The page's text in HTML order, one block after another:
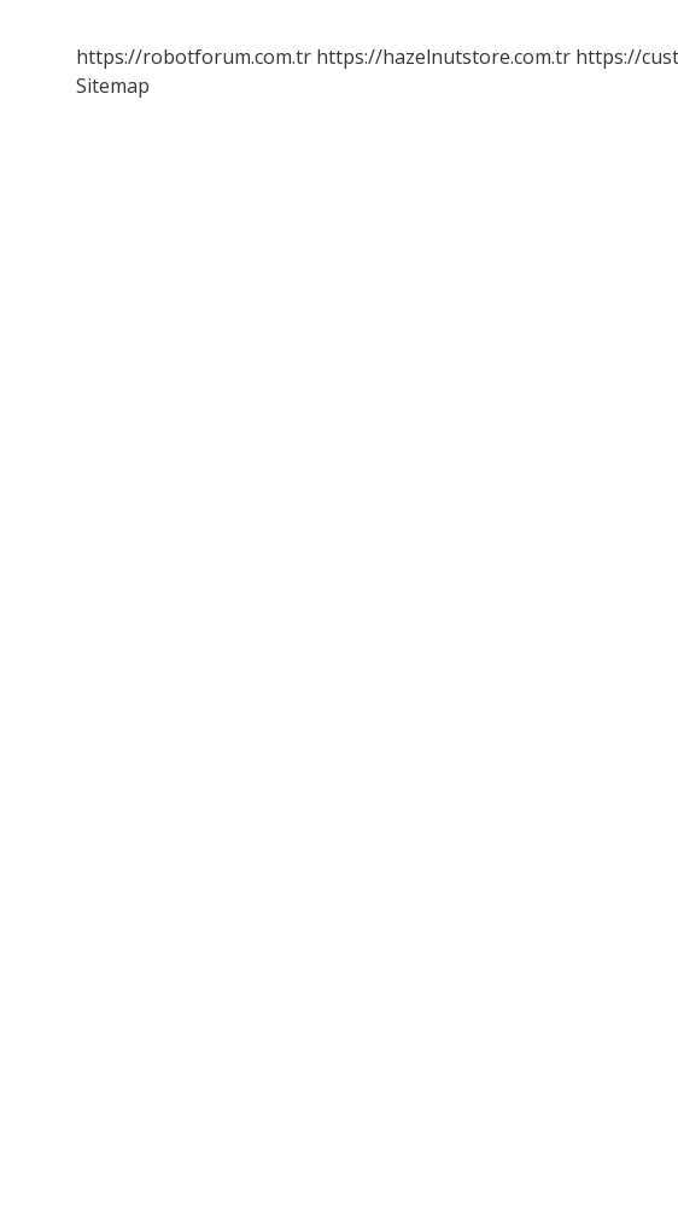
https://robotforum.com.tr https://hazelnutstore.com.tr https://
Sitemap